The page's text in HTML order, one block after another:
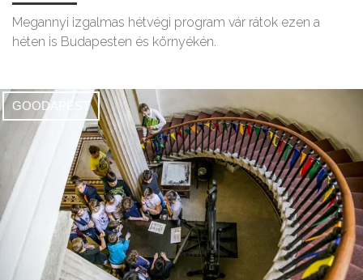
Megannyi izgalmas hétvégi program vár rátok ezen a
héten is Budapesten és környékén.
GOODAPEST